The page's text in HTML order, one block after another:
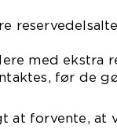
med ekstra
før de
at forvente, at